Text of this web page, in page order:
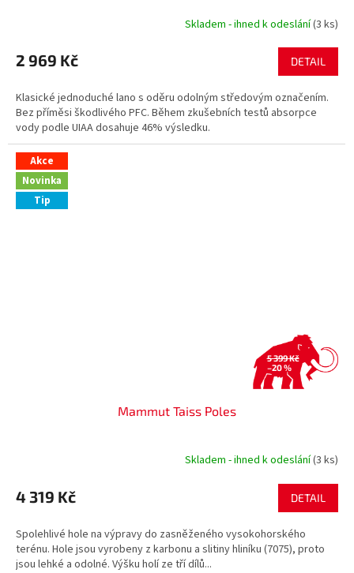
Skladem - ihned k odeslání(3 ks)
2 969 Kč DETAIL
Klasické jednoduché lano s oděru odolným středovým označením.
Bez příměsi škodlivého PFC. Během zkušebních testů absorpce
vody podle UIAA dosahuje 46% výsledku.
Akce
Novinka
Tip
5 399 Kč
–20 %
Mammut Taiss Poles
Skladem - ihned k odeslání(3 ks)
4 319 Kč DETAIL
Spolehlivé hole na výpravy do zasněženého vysokohorského
terénu. Hole jsou vyrobeny z karbonu a slitiny hliníku (7075), proto
jsou lehké a odolné. Výšku holí ze tří dílů...